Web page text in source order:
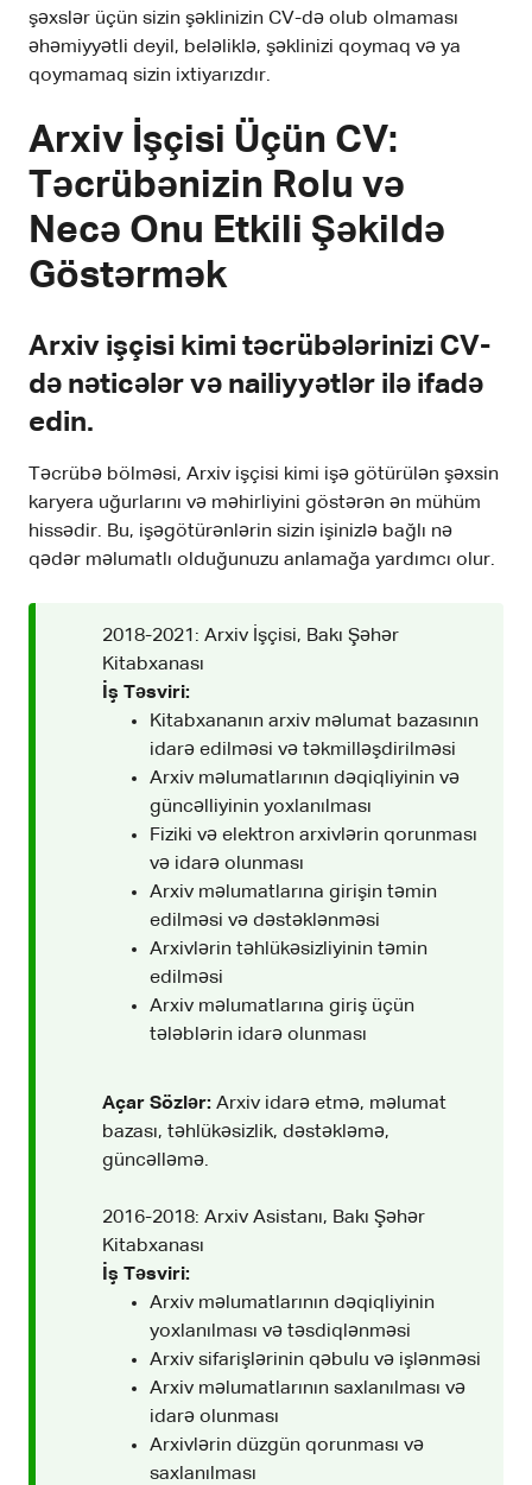
şəxslər üçün sizin şəklinizin CV-də olub olmaması
əhəmiyyətli deyil, beləliklə, şəklinizi qoymaq və ya
qoymamaq sizin ixtiyarızdır.
Arxiv İşçisi Üçün CV:
Təcrübənizin Rolu və
Necə Onu Etkili Şəkildə
Göstərmək
Arxiv işçisi kimi təcrübələrinizi CV-
də nəticələr və nailiyyətlər ilə ifadə
edin.
Təcrübə bölməsi, Arxiv işçisi kimi işə götürülən şəxsin
karyera uğurlarını və məhirliyini göstərən ən mühüm
hissədir. Bu, işəgötürənlərin sizin işinizlə bağlı nə
qədər məlumatlı olduğunuzu anlamağa yardımcı olur.
2018-2021: Arxiv İşçisi, Bakı Şəhər
Kitabxanası
İş Təsviri:
Kitabxananın arxiv məlumat bazasının
idarə edilməsi və təkmilləşdirilməsi
Arxiv məlumatlarının dəqiqliyinin və
güncəlliyinin yoxlanılması
Fiziki və elektron arxivlərin qorunması
və idarə olunması
Arxiv məlumatlarına girişin təmin
edilməsi və dəstəklənməsi
Arxivlərin təhlükəsizliyinin təmin
edilməsi
Arxiv məlumatlarına giriş üçün
tələblərin idarə olunması
Açar Sözlər: Arxiv idarə etmə, məlumat
bazası, təhlükəsizlik, dəstəkləmə,
güncəlləmə.
2016-2018: Arxiv Asistanı, Bakı Şəhər
Kitabxanası
İş Təsviri:
Arxiv məlumatlarının dəqiqliyinin
yoxlanılması və təsdiqlənməsi
Arxiv sifarişlərinin qəbulu və işlənməsi
Arxiv məlumatlarının saxlanılması və
idarə olunması
Arxivlərin düzgün qorunması və
saxlanılması